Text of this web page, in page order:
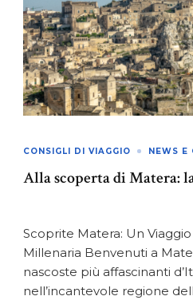
CONSIGLI DI VIAGGIO NEWS E
Alla scoperta di Matera:
Scoprite Matera: Un
Millenaria Benvenuti a
nascoste più affascinanti
nell’incantevole regione